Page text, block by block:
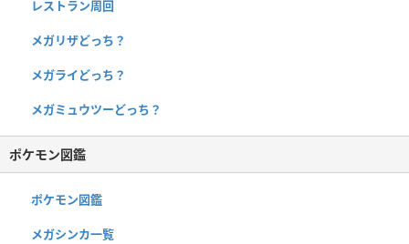
レストラン周回
メガリザどっち？
メガライどっち？
メガミュウツーどっち？
ポケモン図鑑
ポケモン図鑑
メガシンカ一覧